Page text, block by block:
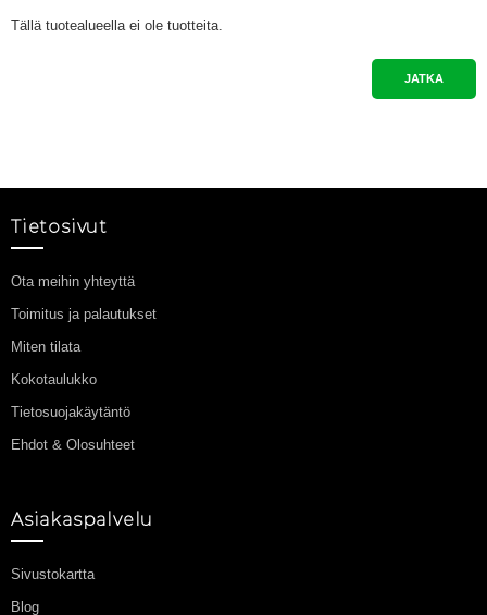
Tällä tuotealueella ei ole tuotteita.
JATKA
Tietosivut
Ota meihin yhteyttä
Toimitus ja palautukset
Miten tilata
Kokotaulukko
Tietosuojakäytäntö
Ehdot & Olosuhteet
Asiakaspalvelu
Sivustokartta
Blog